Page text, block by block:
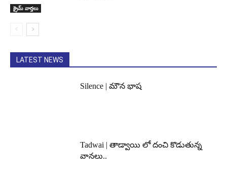
క్రైమ్ వార్తలు
LATEST NEWS
Silence | మౌన భాష
Tadwai | తాడ్వాయి లో దంచి కొడుతున్న
వానలు..